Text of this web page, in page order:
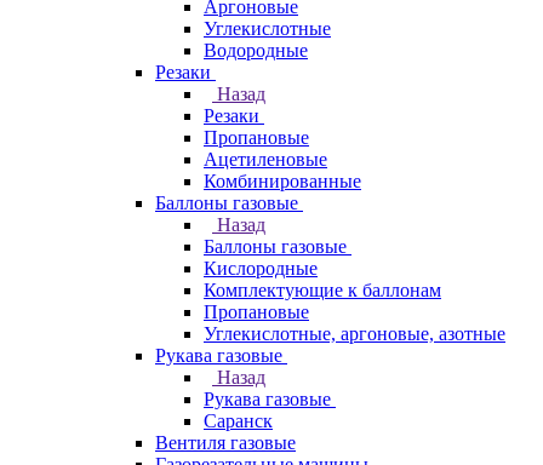
Аргоновые
Углекислотные
Водородные
Резаки
Назад
Резаки
Пропановые
Ацетиленовые
Комбинированные
Баллоны газовые
Назад
Баллоны газовые
Кислородные
Комплектующие к баллонам
Пропановые
Углекислотные, аргоновые, азотные
Рукава газовые
Назад
Рукава газовые
Саранск
Вентиля газовые